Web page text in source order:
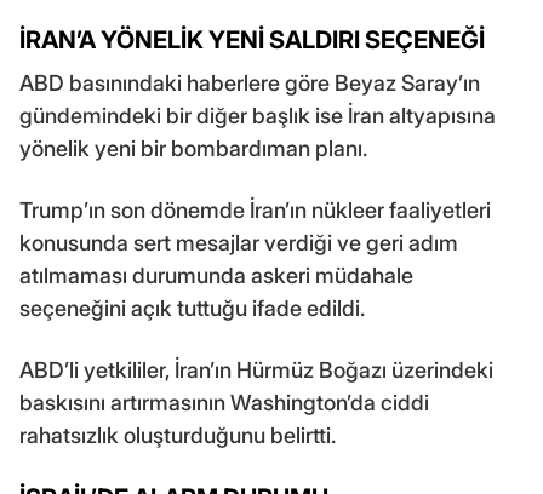
İRAN’A YÖNELİK YENİ SALDIRI SEÇENEĞİ
ABD basınındaki haberlere göre Beyaz Saray’ın
gündemindeki bir diğer başlık ise İran altyapısına
yönelik yeni bir bombardıman planı.
Trump’ın son dönemde İran’ın nükleer faaliyetleri
konusunda sert mesajlar verdiği ve geri adım
atılmaması durumunda askeri müdahale
seçeneğini açık tuttuğu ifade edildi.
ABD’li yetkililer, İran’ın Hürmüz Boğazı üzerindeki
baskısını artırmasının Washington’da ciddi
rahatsızlık oluşturduğunu belirtti.